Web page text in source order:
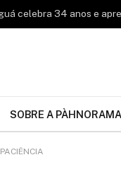
SOBRE A PÀHNORAMA
PACIÊNCIA